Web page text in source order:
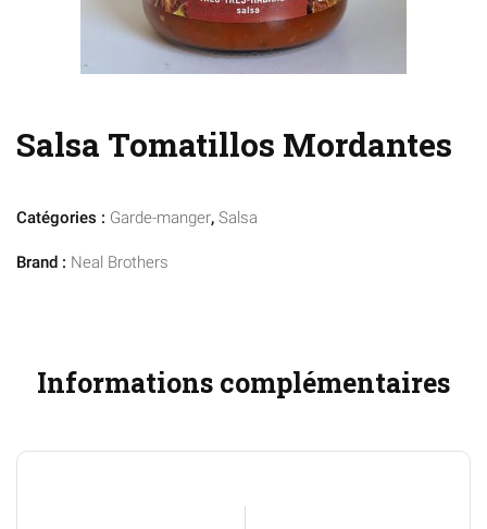
Salsa Tomatillos Mordantes
Catégories : Garde-manger, Salsa
Brand : Neal Brothers
Informations complémentaires